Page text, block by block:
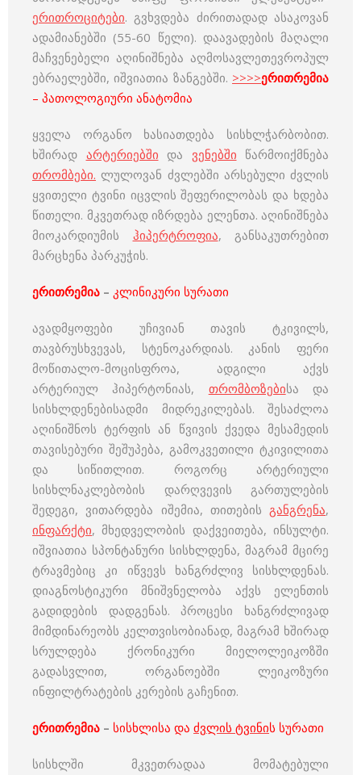
ერითროციტები. გვხვდება ძირითადად ასაკოვან
ადამიანებში (55-60 წელი). დაავადების მაღალი
მაჩვენებელი აღინიშნება აღმოსავლეთევროპულ
ებრაელებში, იშვიათია ზანგებში. >>>>ერითრემია
– პათოლოგიური ანატომია
ყველა ორგანო ხასიათდება სისხლჭარბობით.
ხშირად არტერიებში და ვენებში წარმოიქმნება
თრომბები. ლულოვან ძვლებში არსებული ძვლის
ყვითელი ტვინი იცვლის შეფერილობას და ხდება
წითელი. მკვეთრად იზრდება ელენთა. აღინიშნება
მიოკარდიუმის ჰიპერტროფია, განსაკუთრებით
მარცხენა პარკუჭის.
ერითრემია – კლინიკური სურათი
ავადმყოფები უჩივიან თავის ტკივილს,
თავბრუსხვევას, სტენოკარდიას. კანის ფერი
მოწითალო-მოცისფროა, ადგილი აქვს
არტერიულ ჰიპერტონიას, თრომბოზებისა და
სისხლდენებისადმი მიდრეკილებას. შესაძლოა
აღინიშნოს ტერფის ან წვივის ქვედა მესამედის
თავისებური შეშუპება, გამოკვეთილი ტკივილითა
და სიწითლით. როგორც არტერიული
სისხლნაკლებობის დარღვევის გართულების
შედეგი, ვითარდება იშემია, თითების განგრენა,
ინფარქტი, მხედველობის დაქვეითება, ინსულტი.
იშვიათია სპონტანური სისხლდენა, მაგრამ მცირე
ტრავმებიც კი იწვევს ხანგრძლივ სისხლდენას.
დიაგნოსტიკური მნიშვნელობა აქვს ელენთის
გადიდების დადგენას. პროცესი ხანგრძლივად
მიმდინარეობს კელთვისობიანად, მაგრამ ხშირად
სრულდება ქრონიკური მიელოლეიკოზში
გადასვლით, ორგანოებში ლეიკოზური
ინფილტრატების კერების გაჩენით.
ერითრემია – სისხლისა და ძვლის ტვინის სურათი
სისხლში მკვეთრადაა მომატებული